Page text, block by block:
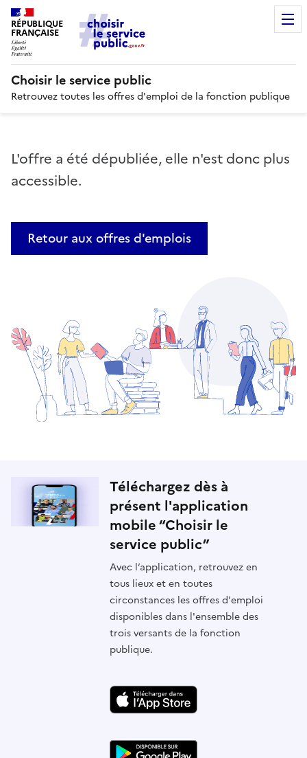
RÉPUBLIQUE
FRANÇAISE
Choisir le service public
Retrouvez toutes les offres d'emploi de la fonction publique
L'offre a été dépubliée, elle n'est donc plus
accessible.
Retour aux offres d'emplois
Téléchargez dès à
présent l'application
mobile “Choisir le
service public”
Avec l’application, retrouvez en
tous lieux et en toutes
circonstances les offres d'emploi
disponibles dans l'ensemble des
trois versants de la fonction
publique.